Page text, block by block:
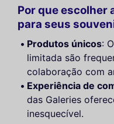
Por que escolher
para seus
Produtos únicos:
limitada são
colaboração com
Experiência de
das Galeries
inesquecível.